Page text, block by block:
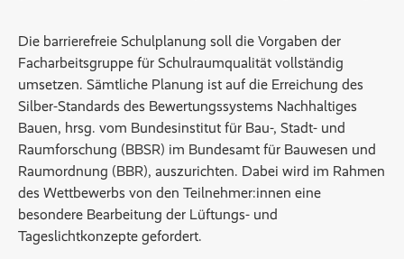
Die barrierefreie Schulplanung soll die Vorgaben der
Facharbeitsgruppe für Schulraumqualität vollständig
umsetzen. Sämtliche Planung ist auf die Erreichung des
Silber-Standards des Bewertungssystems Nachhaltiges
Bauen, hrsg. vom Bundesinstitut für Bau-, Stadt- und
Raumforschung (BBSR) im Bundesamt für Bauwesen und
Raumordnung (BBR), auszurichten. Dabei wird im Rahmen
des Wettbewerbs von den Teilnehmer:innen eine
besondere Bearbeitung der Lüftungs- und
Tageslichtkonzepte gefordert.